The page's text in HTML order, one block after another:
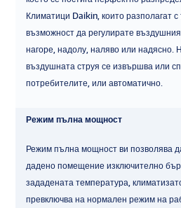
Климатици Daikin, които разполагат
възможност да регулирате
нагоре, надолу, наляво или надясно.
въздушната струя се извършва или
потребителите, или автоматично.
Режим пълна мощност
Режим пълна мощност ви позволява
дадено помещение изключително
зададената температура,
превключва на нормален режим на